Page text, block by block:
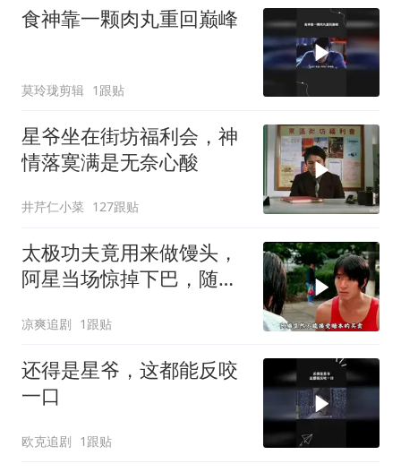
食神靠一颗肉丸重回巅峰
莫玲珑剪辑 1跟贴
星爷坐在街坊福利会，神
情落寞满是无奈心酸
井芹仁小菜 127跟贴
太极功夫竟用来做馒头，
阿星当场惊掉下巴，随后
凉爽追剧 1跟贴
还得是星爷，这都能反咬
一口
欧克追剧 1跟贴